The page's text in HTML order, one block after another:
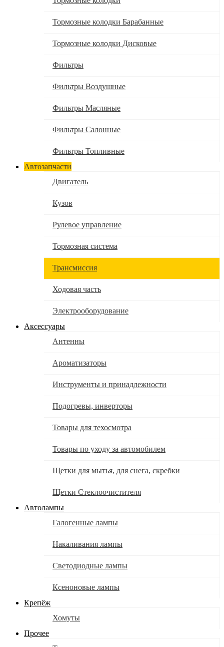
Тормозные колодки Барабанные
Тормозные колодки Дисковые
Фильтры
Фильтры Воздушные
Фильтры Масляные
Фильтры Салонные
Фильтры Топливные
Автозапчасти
Двигатель
Кузов
Рулевое управление
Тормозная система
Трансмиссия
Ходовая часть
Электрооборудование
Аксессуары
Антенны
Ароматизаторы
Инструменты и принадлежности
Подогревы, инверторы
Товары для техосмотра
Товары по уходу за автомобилем
Щетки для мытья, для снега, скребки
Щетки Стеклоочистителя
Автолампы
Галогенные лампы
Накаливания лампы
Светодиодные лампы
Ксеноновые лампы
Крепёж
Хомуты
Прочее